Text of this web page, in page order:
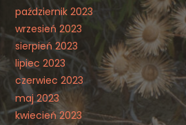
październik 2023
wrzesień 2023
sierpień 2023
lipiec 2023
czerwiec 2023
maj 2023
kwiecień 2023